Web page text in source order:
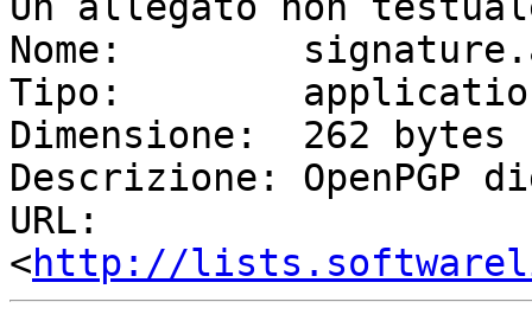
Nome:
Tipo:
Dimensione:  262 bytes
Descrizione: OpenPGP
URL:
<http://